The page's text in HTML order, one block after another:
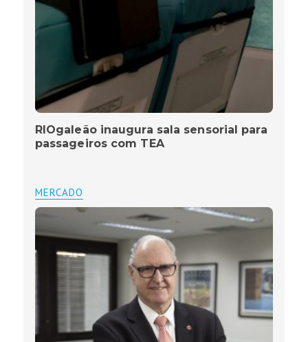
RIOgaleão inaugura sala sensorial para
passageiros com TEA
MERCADO